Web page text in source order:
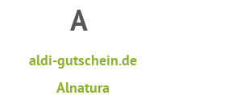
A
aldi-gutschein.de
Alnatura